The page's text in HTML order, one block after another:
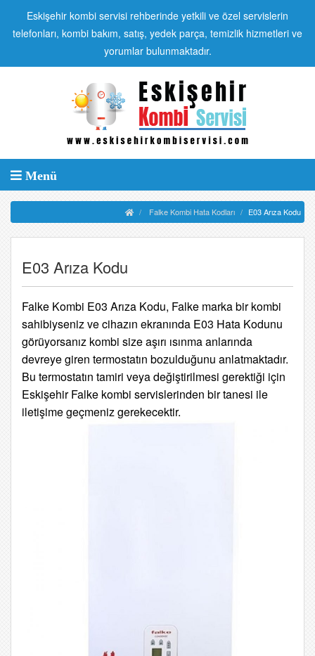
Eskişehir kombi servisi rehberinde yetkili ve özel servislerin
telefonları, kombi bakım, satış, yedek parça, temizlik hizmetleri ve
yorumlar bulunmaktadır.
Menü
Falke Kombi Hata Kodları E03 Arıza Kodu
E03 Arıza Kodu
Falke Kombi E03 Arıza Kodu, Falke marka bir kombi
sahibiyseniz ve cihazın ekranında E03 Hata Kodunu
görüyorsanız kombi size aşırı ısınma anlarında
devreye giren termostatın bozulduğunu anlatmaktadır.
Bu termostatın tamiri veya değiştirilmesi gerektiği için
Eskişehir Falke kombi servislerinden bir tanesi ile
iletişime geçmeniz gerekecektir.